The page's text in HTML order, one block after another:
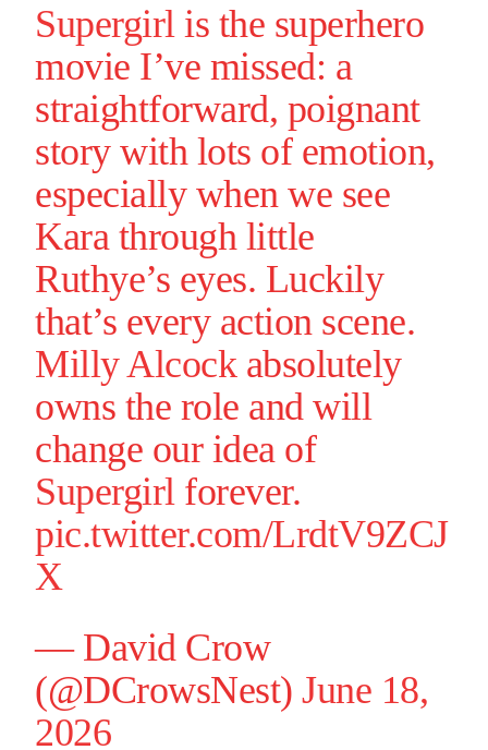
Supergirl is the superhero
movie I’ve missed: a
straightforward, poignant
story with lots of emotion,
especially when we see
Kara through little
Ruthye’s eyes. Luckily
that’s every action scene.
Milly Alcock absolutely
owns the role and will
change our idea of
Supergirl forever.
pic.twitter.com/LrdtV9ZCJ
X
— David Crow
(@DCrowsNest)June 18,
2026